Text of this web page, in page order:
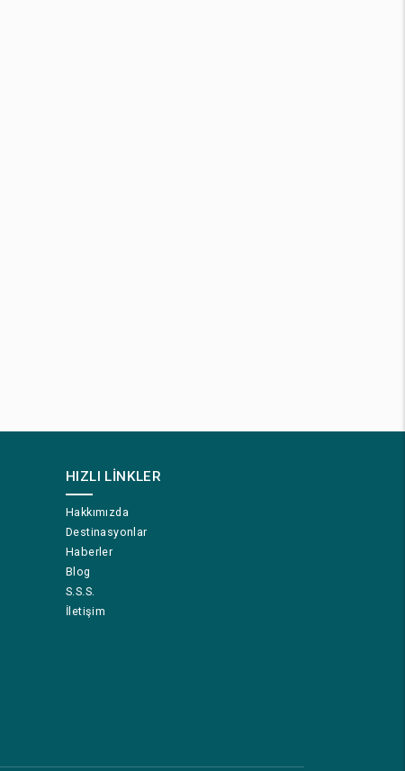
HIZLI LINKLER
Hakkımızda
Destinasyonlar
Haberler
Blog
S.S.S.
İletişim